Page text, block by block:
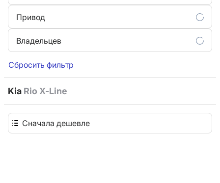
Привод
Владельцев
Сбросить фильтр
Kia Rio X-Line
Сначала дешевле